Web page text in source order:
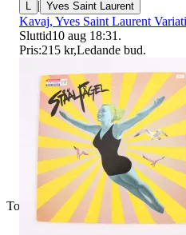
Toppsäljare
| Yves Saint Laurent
Kavaj, Yves Saint Laurent
Sluttid10 aug 18:31 .
Pris:215 kr,Ledande bud.